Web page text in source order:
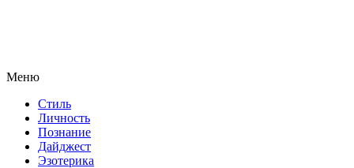
Меню
Стиль
Личность
Познание
Дайджест
Эзотерика